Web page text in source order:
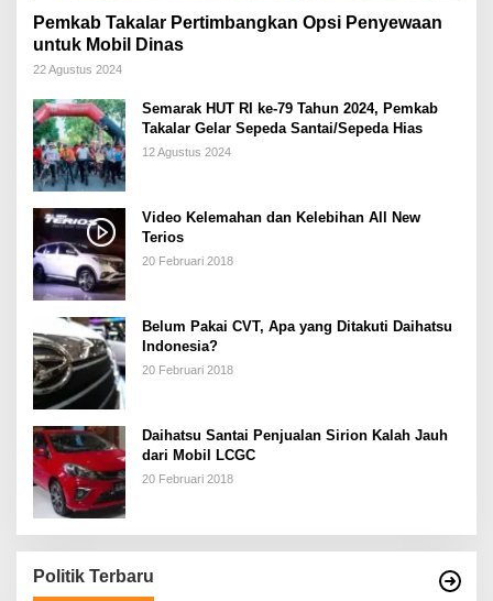
Pemkab Takalar Pertimbangkan Opsi Penyewaan
untuk Mobil Dinas
22 Agustus 2024
Semarak HUT RI ke-79 Tahun 2024, Pemkab
Takalar Gelar Sepeda Santai/Sepeda Hias
12 Agustus 2024
Video Kelemahan dan Kelebihan All New
Terios
20 Februari 2018
Belum Pakai CVT, Apa yang Ditakuti Daihatsu
Indonesia?
20 Februari 2018
Daihatsu Santai Penjualan Sirion Kalah Jauh
dari Mobil LCGC
20 Februari 2018
Politik Terbaru